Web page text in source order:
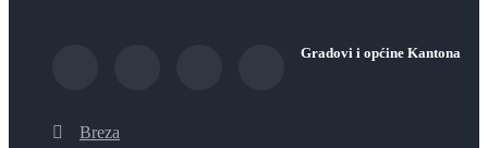
Gradovi i općine Kantona
Breza